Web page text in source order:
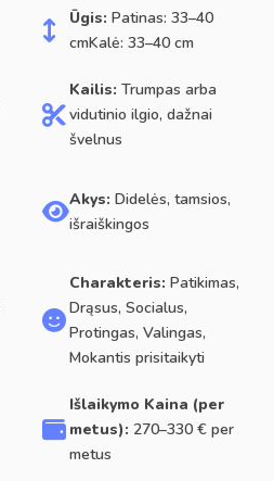
Ūgis: Patinas: 33–40
cmKalė: 33–40 cm
Kailis: Trumpas arba
vidutinio ilgio, dažnai
švelnus
Akys: Didelės, tamsios,
išraiškingos
Charakteris: Patikimas,
Drąsus, Socialus,
Protingas, Valingas,
Mokantis prisitaikyti
Išlaikymo Kaina (per
metus): 270–330 € per
metus